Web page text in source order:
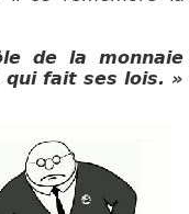
de la monnaie
fait ses lois. »